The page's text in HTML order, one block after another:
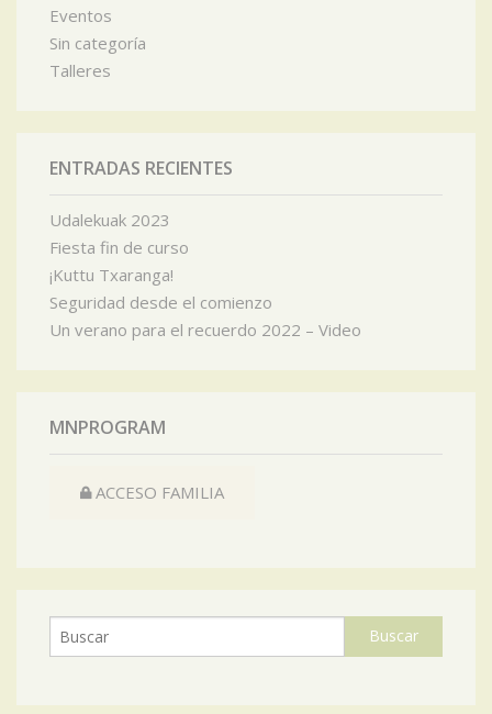
Eventos
Sin categoría
Talleres
ENTRADAS RECIENTES
Udalekuak 2023
Fiesta fin de curso
¡Kuttu Txaranga!
Seguridad desde el comienzo
Un verano para el recuerdo 2022 – Video
MNPROGRAM
ACCESO FAMILIA